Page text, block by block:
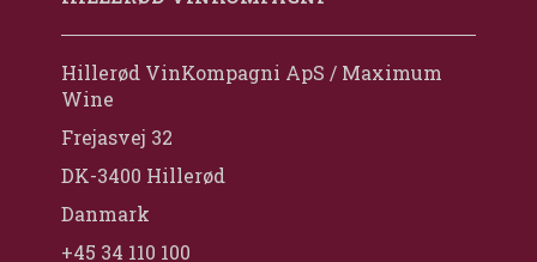
Hillerød VinKompagni ApS / Maximum
Wine
Frejasvej 32
DK-3400 Hillerød
Danmark
+45 34 110 100